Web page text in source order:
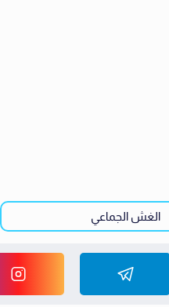
الغش الجماعي